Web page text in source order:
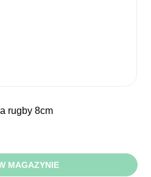
rugby 8cm
MAGAZYNIE